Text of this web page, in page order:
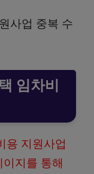
사업 중복 수
임차비
용 지원사업
지를 통해